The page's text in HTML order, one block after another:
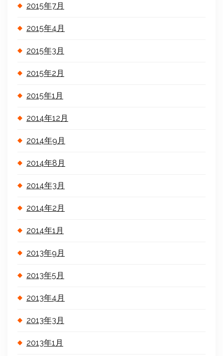
2015年7月
2015年4月
2015年3月
2015年2月
2015年1月
2014年12月
2014年9月
2014年8月
2014年3月
2014年2月
2014年1月
2013年9月
2013年5月
2013年4月
2013年3月
2013年1月